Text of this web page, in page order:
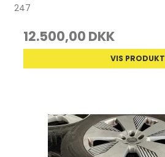
247
12.500,00 DKK
VIS PRODUKT